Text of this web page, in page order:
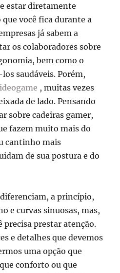
estar diretamente
você fica durante a
já sabem a
os colaboradores sobre
bem como o
saudáveis. Porém,
, muitas vezes
de lado. Pensando
sobre cadeiras gamer,
fazem muito mais do
cantinho mais
de sua postura e do
a princípio,
e curvas sinuosas, mas,
precisa prestar atenção.
e detalhes que devemos
uma opção que
conforto ou que